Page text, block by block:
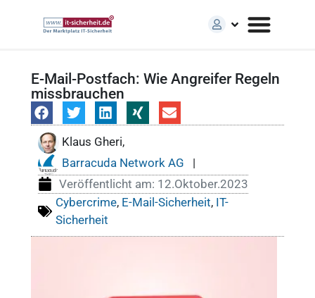
E-Mail-Postfach: Wie Angreifer Regeln
missbrauchen
Klaus Gheri,
Barracuda Network AG
|
Veröffentlicht am: 12.Oktober.2023
Cybercrime, E-Mail-Sicherheit, IT-
Sicherheit